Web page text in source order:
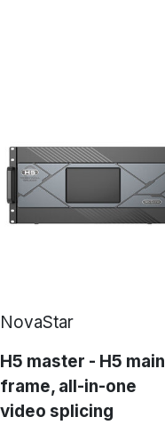
NovaStar
H5 master - H5 main
frame, all-in-one
video splicing